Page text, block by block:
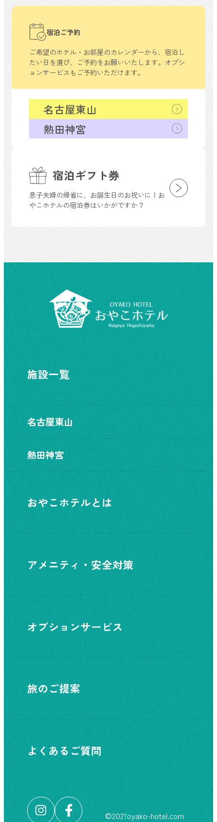
宿泊ギフト券
息子夫婦の帰省に、お誕生日のお祝いに！お
やこホテルの宿泊券はいかがですか？
宿泊ご予約
ご希望のホテル・お部屋のカレンダーから、 宿泊し
たい日を選び、ご予約をお願いいたします。 オプシ
ョンサービスもご予約いただけます。
熱田神宮
名古屋東山
施設一覧
名古屋東山
熱田神宮
おやこホテルとは
アメニティ・安全対策
オプションサービス
旅のご提案
よくあるご質問
©︎2021oyako-hotel.com